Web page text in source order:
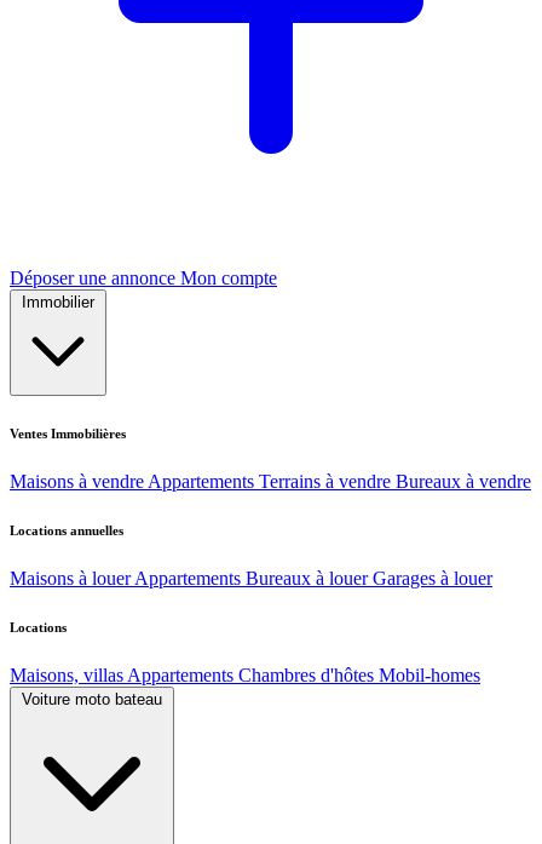
Déposer une annonce Mon compte
Immobilier
Ventes Immobilières
Maisons à vendre Appartements Terrains à vendre Bureaux à vendre
Locations annuelles
Maisons à louer Appartements Bureaux à louer Garages à louer
Locations
Maisons, villas Appartements Chambres d'hôtes Mobil-homes
Voiture moto bateau